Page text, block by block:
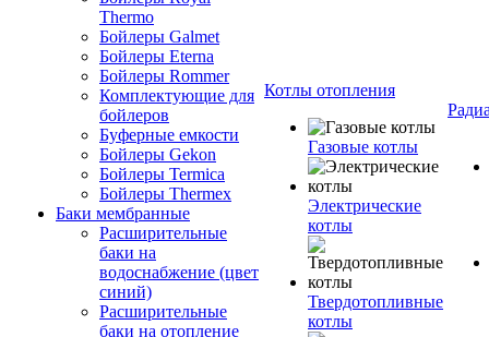
Thermo
Бойлеры Galmet
Бойлеры Eterna
Бойлеры Rommer
Комплектующие для
бойлеров
Буферные емкости
Бойлеры Gekon
Бойлеры Termica
Бойлеры Thermex
Баки мембранные
Расширительные
баки на
водоснабжение (цвет
синий)
Расширительные
баки на отопление
Котлы отопления
Газовые котлы
Электрические
котлы
Твердотопливные
котлы